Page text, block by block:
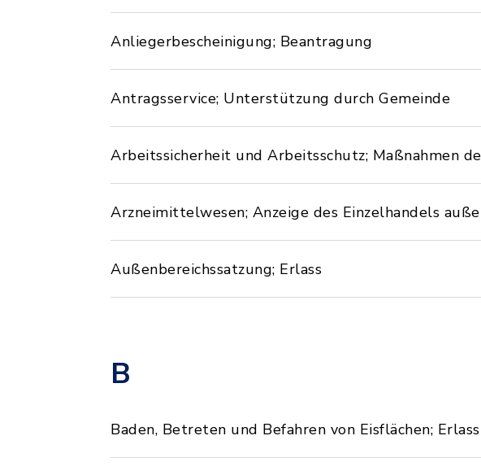
Anliegerbescheinigung; Beantragung
Antragsservice; Unterstützung durch Gemeinde
Arbeitssicherheit und Arbeitsschutz; Maßnahmen
Arzneimittelwesen; Anzeige des Einzelhandels
Außenbereichssatzung; Erlass
B
Baden, Betreten und Befahren von Eisflächen;